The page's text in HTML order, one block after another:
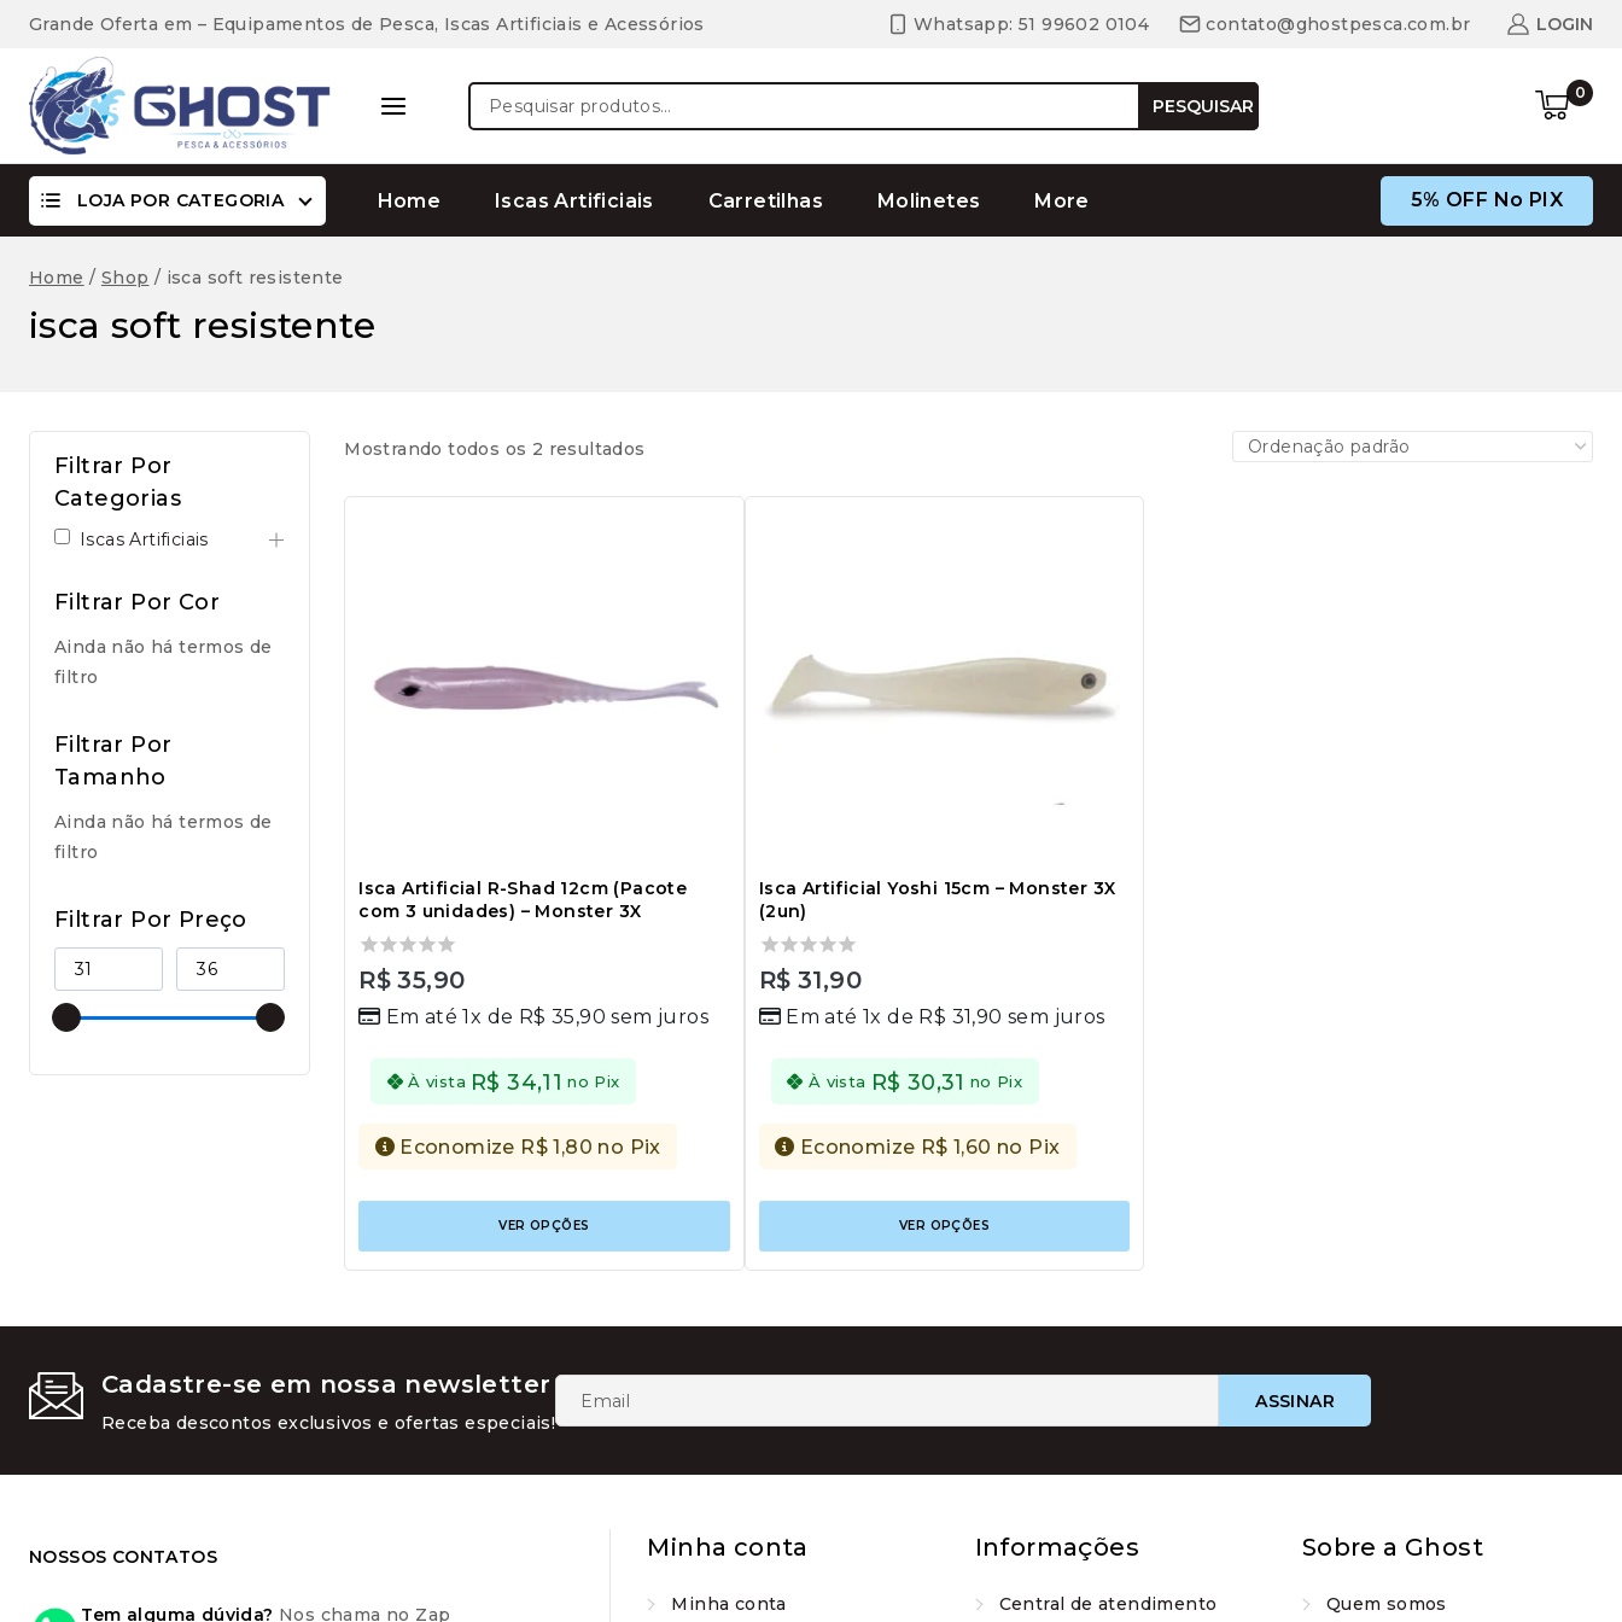
Grande Oferta em – Equipamentos de Pesca, Iscas Artificiais e Acessórios Whatsapp: 51 99602 0104 contato@ghostpesca.com.br LOGIN
Pesquisar
por:
PESQUISAR
0
LOJA POR CATEGORIA Home Iscas Artificiais Carretilhas Molinetes More 5% OFF No PIX
Home / Shop / isca soft resistente
isca soft resistente
Mostrando todos os 2 resultados
Isca Artificial R-Shad 12cm (Pacote
com 3 unidades) – Monster 3X
0
of
R$35,90
Em até 1x de R$35,90 sem juros
À vista R$34,11 no Pix
Economize R$1,80 no Pix
VER OPÇÕES
Este
tem
várias
na
do
Isca Artificial Yoshi 15cm – Monster 3X
(2un)
0
of
R$ 31,90
Em até 1x de R$ 31,90 sem juros
À vista R$ 30,31 no Pix
Economize R$ 1,60 no Pix
VER OPÇÕES
Este
tem
várias
na
do
Filtrar Por
Categorias
Iscas Artificiais
Filtrar Por Cor
Ainda não há termos de
filtro
Filtrar Por
Tamanho
Ainda não há termos de
filtro
Filtrar Por Preço
Cadastre-se em nossa newsletter
Receba descontos exclusivos e ofertas especiais!
NOSSOS CONTATOS
Tem alguma dúvida? Nos chama no Zap
Minha conta
Minha conta
Informações
Central de atendimento
Sobre a Ghost
Quem somos